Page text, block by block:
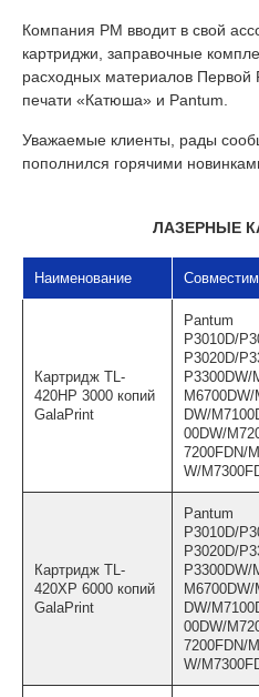
Компания РМ вводит в свой
картриджи, заправочные
расходных материалов Первой
печати «Катюша» и Pantum.
Уважаемые клиенты, рады
пополнился горячими
ЛАЗЕРНЫЕ
Наименование
Картридж TL-
420HP 3000 копий
GalaPrint
Pantum
P3010D/
P3020D/
P3300DW/
DW/
00DW/
7200FDN/
W/
Картридж TL-
420XP 6000 копий
GalaPrint
Pantum
P3010D/
P3020D/
P3300DW/
DW/
00DW/
7200FDN/
W/